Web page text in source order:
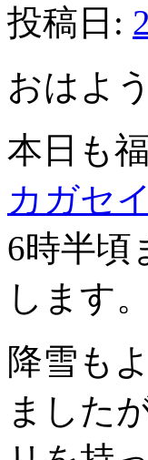
投稿日:
おはよ
本日も
カガセ
6時半頃
します。
降雪も
ました